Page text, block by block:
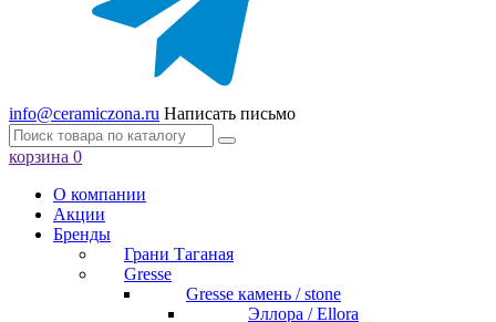
info@ceramiczona.ru Написать письмо
корзина 0
О компании
Акции
Бренды
Грани Таганая
Gresse
Gresse камень / stone
Эллора / Ellora